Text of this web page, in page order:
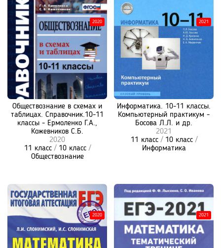
Обществознание в схемах и
таблицах. Справочник.10-11
классы - Ермоленко Г.А.,
Кожевников С.Б.
2020
11 класс/ 10 класс/
Обществознание
2020
Информатика. 10-11 классы.
Компьютерный практикум -
Босова Л.Л. и др.
2021
11 класс/ 10 класс/
Информатика
2021
2020 2021